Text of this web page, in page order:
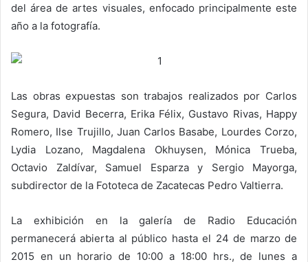
del área de artes visuales, enfocado principalmente este
año a la fotografía.
Las obras expuestas son trabajos realizados por Carlos
Segura, David Becerra, Erika Félix, Gustavo Rivas, Happy
Romero, Ilse Trujillo, Juan Carlos Basabe, Lourdes Corzo,
Lydia Lozano, Magdalena Okhuysen, Mónica Trueba,
Octavio Zaldívar, Samuel Esparza y Sergio Mayorga,
subdirector de la Fototeca de Zacatecas Pedro Valtierra.
La exhibición en la galería de Radio Educación
permanecerá abierta al público hasta el 24 de marzo de
2015 en un horario de 10:00 a 18:00 hrs., de lunes a